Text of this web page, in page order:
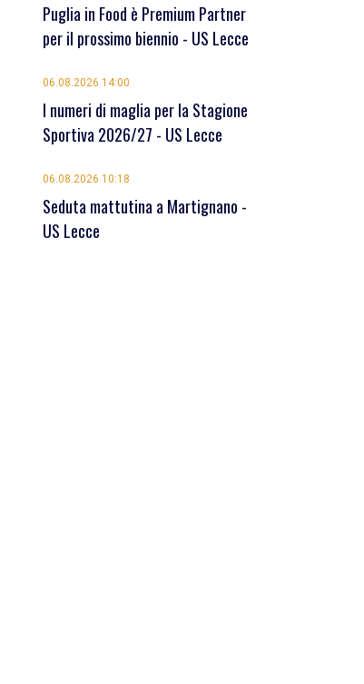
Puglia in Food è Premium Partner
per il prossimo biennio - US Lecce
06.08.2026 14:00
I numeri di maglia per la Stagione
Sportiva 2026/27 - US Lecce
06.08.2026 10:18
Seduta mattutina a Martignano -
US Lecce